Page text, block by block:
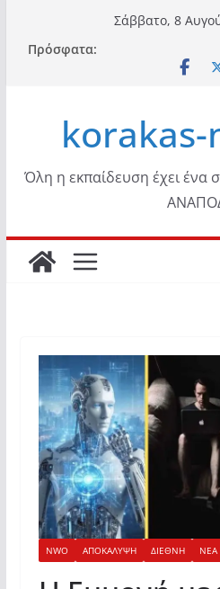
περιεχόμενο
Σάββατο, 8
Πρόσφατα:
Όλη η εκπαίδευση έχει ένα
NWO ΑΠΟΚΑΛΥΨΗ ΔΙΕΘΝΗ ΝΕΑ